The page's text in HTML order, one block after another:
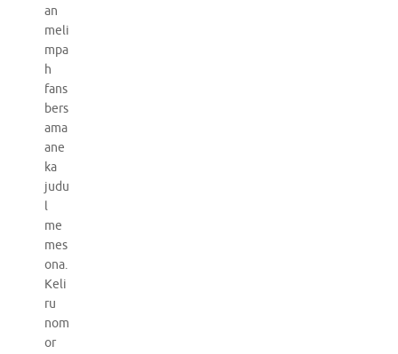
an
meli
mpa
h
fans
bers
ama
ane
ka
judu
l
me
mes
ona.
Keli
ru
nom
or